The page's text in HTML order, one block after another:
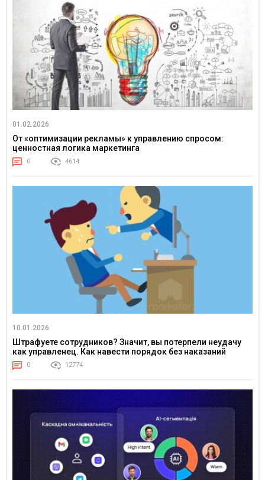
01.02.2026
От «оптимизации рекламы» к управлению спросом:
ценностная логика маркетинга
0 4614
10.01.2026
Штрафуете сотрудников? Значит, вы потерпели неудачу
как управленец. Как навести порядок без наказаний
0 12774